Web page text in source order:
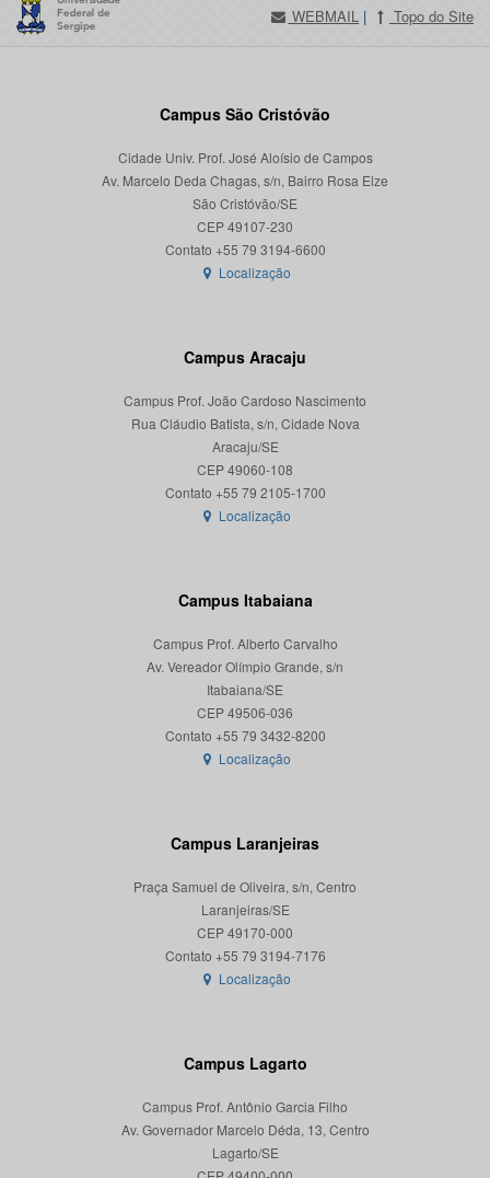
WEBMAIL | Topo do Site
Campus São Cristóvão
Cidade Univ. Prof. José Aloísio de Campos
Av. Marcelo Deda Chagas, s/n, Bairro Rosa Elze
São Cristóvão/SE
CEP 49107-230
Localização
Campus Aracaju
Campus Prof. João Cardoso Nascimento
Rua Cláudio Batista, s/n, Cidade Nova
Aracaju/SE
CEP 49060-108
Localização
Campus Itabaiana
Campus Prof. Alberto Carvalho
Av. Vereador Olímpio Grande, s/n
Itabaiana/SE
CEP 49506-036
Localização
Campus Laranjeiras
Praça Samuel de Oliveira, s/n, Centro
Laranjeiras/SE
CEP 49170-000
Localização
Campus Lagarto
Campus Prof. Antônio Garcia Filho
Av. Governador Marcelo Déda, 13, Centro
Lagarto/SE